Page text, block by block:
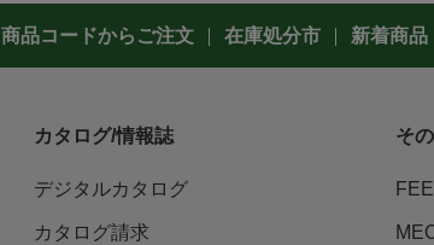
商品コードからご注文 在庫処分市 新着商品
カタログ/情報誌
デジタルカタログ
カタログ請求
そ